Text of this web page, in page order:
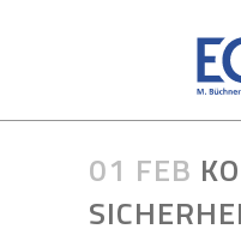
01 FEB